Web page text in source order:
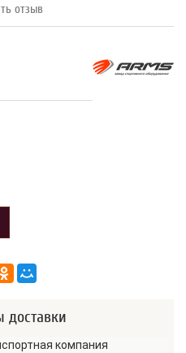
отзыв
доставки
компания